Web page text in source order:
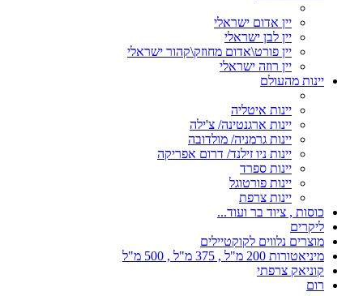
יין אדום ישראלי
יין לבן ישראלי
יין פורט\אדום מחוזק\קהור ישראלי
יין רוזה ישראלי
יינות מהעולם
יינות איטליה
יינות ארגנטינה/ צ'ילה
יינות גרמניה/ מולדובה
יינות ניו זילנד/ דרום אפריקה
יינות ספרד
יינות פורטוגל
יינות צרפת
כוסות , ציוד בר ועוד...
ליקרים
מוצרים נלווים לקוקטיילים
מיניאטורות 200 מ"ל , 375 מ"ל , 500 מ"ל
קוניאק צרפתי
רום